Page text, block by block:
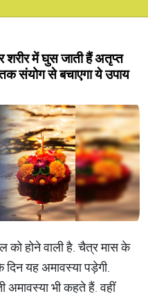
शरीर में घुस जाती हैं अतृप्त
संयोग से बचाएगा ये उपाय
को होने वाली है. चैत्र मास के
दिन यह अमावस्या पड़ेगी.
भी कहते हैं. वहीं